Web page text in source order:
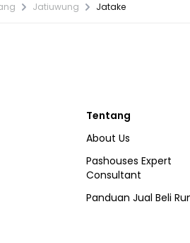
Jatiuwung Jatake
Tentang
About Us
Pashouses Expert
Consultant
Panduan Jual Beli